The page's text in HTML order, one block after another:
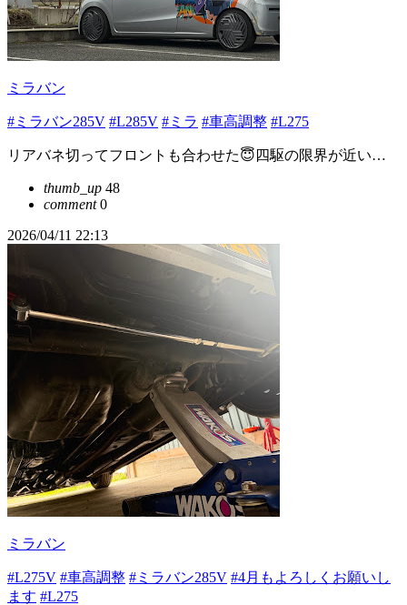
ミラバン
#ミラバン285V #L285V #ミラ #車高調整 #L275
リアバネ切ってフロントも合わせた😇四駆の限界が近い…
thumb_up 48
comment0
2026/04/11 22:13
ミラバン
#L275V #車高調整 #ミラバン285V #4月もよろしくお願いし
ます #L275